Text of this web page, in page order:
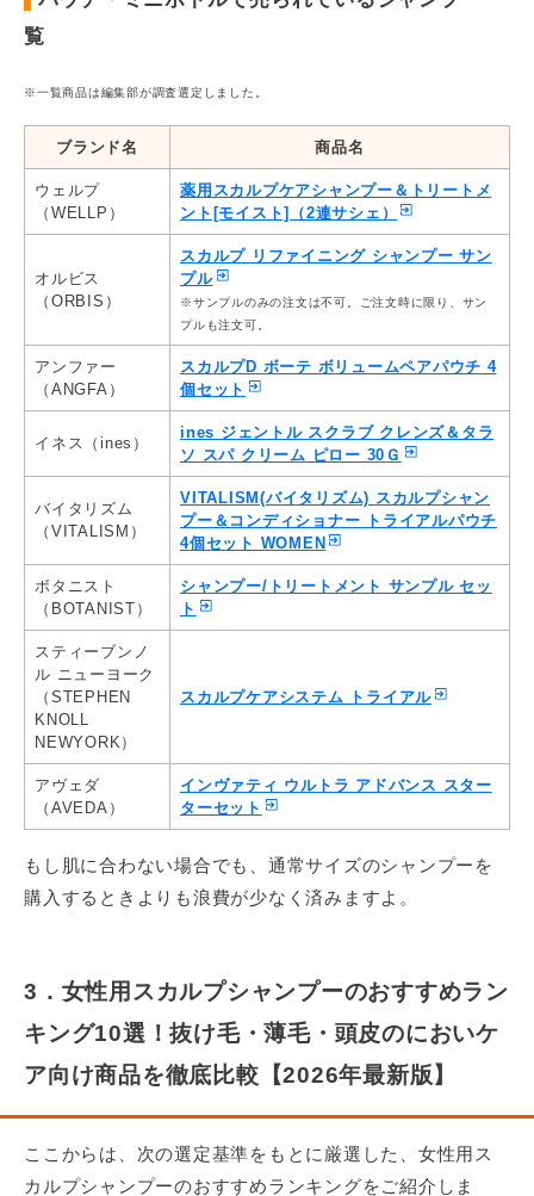
覧
※一覧商品は編集部が調査選定しました。
ブランド名 商品名
ウェルプ
（WELLP）
薬用スカルプケアシャンプー＆トリートメ
ント[モイスト]（2連サシェ）
オルビス
（ORBIS）
スカルプ リファイニング シャンプー サン
プル
※サンプルのみの注文は不可。ご注文時に限り、サン
プルも注文可。
アンファー
（ANGFA）
スカルプD ボーテ ボリュームペアパウチ 4
個セット
イネス（ines）
ines ジェントル スクラブ クレンズ＆タラ
ソ スパ クリーム ピロー 30Ｇ
バイタリズム
（VITALISM）
VITALISM(バイタリズム) スカルプシャン
プー＆コンディショナー トライアルパウチ
4個セット WOMEN
ボタニスト
（BOTANIST）
シャンプー/トリートメント サンプル セッ
ト
スティーブンノ
ル ニューヨーク
（STEPHEN
KNOLL
NEWYORK）
スカルプケアシステム トライアル
アヴェダ
（AVEDA）
インヴァティ ウルトラ アドバンス スター
ターセット
もし肌に合わない場合でも、通常サイズのシャンプーを
購入するときよりも浪費が少なく済みますよ。
3．女性用スカルプシャンプーのおすすめラン
キング10選！抜け毛・薄毛・頭皮のにおいケ
ア向け商品を徹底比較【2026年最新版】
ここからは、次の選定基準をもとに厳選した、女性用ス
カルプシャンプーのおすすめランキングをご紹介しま